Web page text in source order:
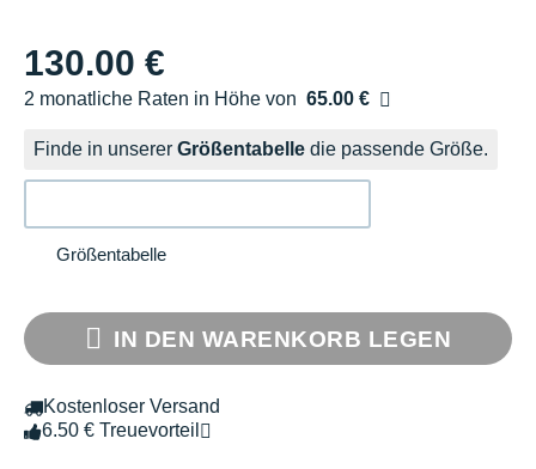
130.00 €
2 monatliche Raten in Höhe von 65.00 €
Ohne Zusatzkosten
Finde in unserer Größentabelle die passende Größe.
Größentabelle
IN DEN WARENKORB LEGEN
Kostenloser Versand
6.50 € Treuevorteil